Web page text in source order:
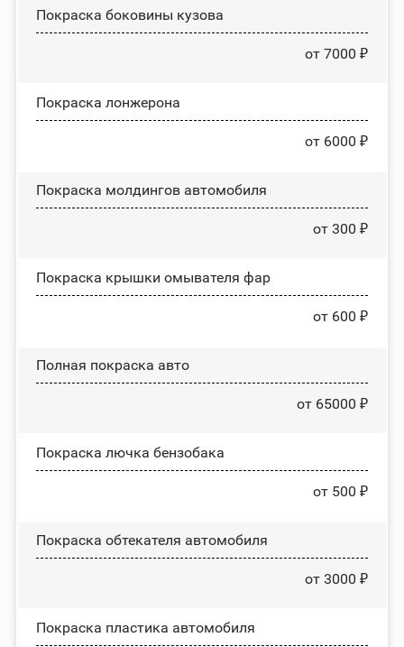
Покраска боковины кузова
от 7000 ₽
Покраска лонжерона
от 6000 ₽
Покраска молдингов автомобиля
от 300 ₽
Покраска крышки омывателя фар
от 600 ₽
Полная покраска авто
от 65000 ₽
Покраска лючка бензобака
от 500 ₽
Покраска обтекателя автомобиля
от 3000 ₽
Покраска пластика автомобиля